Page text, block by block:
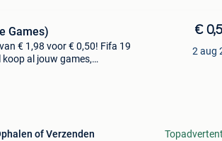
Games)
€ 1,98 voor € 0,50! Fifa 19
al jouw games,
of Verzenden
€
2 aug